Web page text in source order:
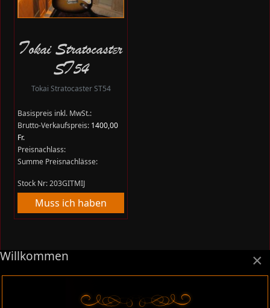
Tokai Stratocaster
ST54
Tokai Stratocaster ST54
Basispreis inkl. MwSt.:
Brutto-Verkaufspreis: 1400,00
Fr.
Preisnachlass:
Summe Preisnachlässe:
Stock Nr: 203GITMIJ
Muss ich haben
Instrumente
×
Willkommen